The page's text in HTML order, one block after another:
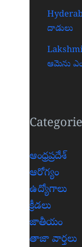
దాడులు
ఆమెను
ఆంధ్రప్రదేశ్
ఆరోగ్యం
ఉద్యోగాలు
క్రీడలు
జాతీయం
తాజా వార్తలు